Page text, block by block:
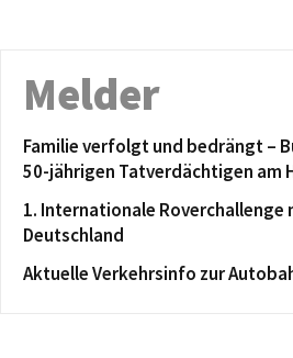
Melder
Familie verfolgt und bedrängt –
50-jährigen Tatverdächtigen am
1. Internationale Roverchallenge
Deutschland
Aktuelle Verkehrsinfo zur